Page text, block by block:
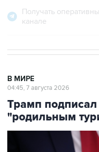
Получать
канале
В МИРЕ
04:45, 7 августа 2026
Трамп
"родильным